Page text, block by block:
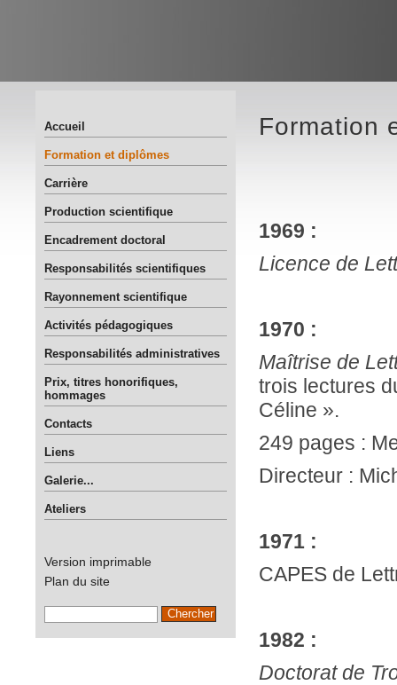
Accueil
Formation et diplômes
Carrière
Production scientifique
Encadrement doctoral
Responsabilités scientifiques
Rayonnement scientifique
Activités pédagogiques
Responsabilités administratives
Prix, titres honorifiques,
hommages
Contacts
Liens
Galerie...
Ateliers
Version imprimable
Plan du site
Formation
1969 :
Licence de
1970 :
Maîtrise de
trois lectures
Céline ».
249 pages :
Directeur :
1971 :
CAPES de
1982 :
Doctorat de